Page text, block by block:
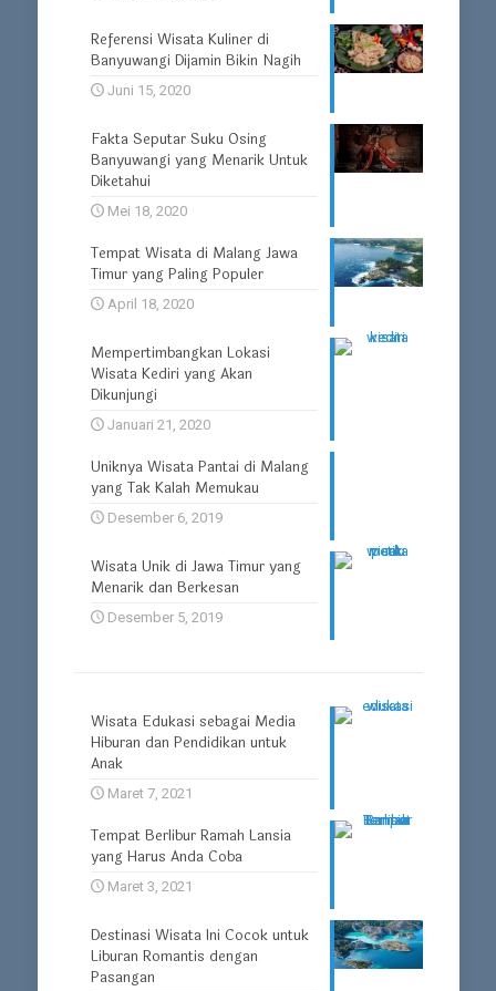
Referensi Wisata Kuliner di
Banyuwangi Dijamin Bikin Nagih
Juni 15, 2020
Fakta Seputar Suku Osing
Banyuwangi yang Menarik Untuk
Diketahui
Mei 18, 2020
Tempat Wisata di Malang Jawa
Timur yang Paling Populer
April 18, 2020
Mempertimbangkan Lokasi
Wisata Kediri yang Akan
Dikunjungi
Januari 21, 2020
Uniknya Wisata Pantai di Malang
yang Tak Kalah Memukau
Desember 6, 2019
Wisata Unik di Jawa Timur yang
Menarik dan Berkesan
Desember 5, 2019
Wisata Edukasi sebagai Media
Hiburan dan Pendidikan untuk
Anak
Maret 7, 2021
Tempat Berlibur Ramah Lansia
yang Harus Anda Coba
Maret 3, 2021
Destinasi Wisata Ini Cocok untuk
Liburan Romantis dengan
Pasangan